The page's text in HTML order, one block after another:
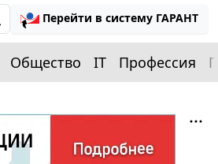
Перейти в систему ГАРАНТ
Общество IT Профессия